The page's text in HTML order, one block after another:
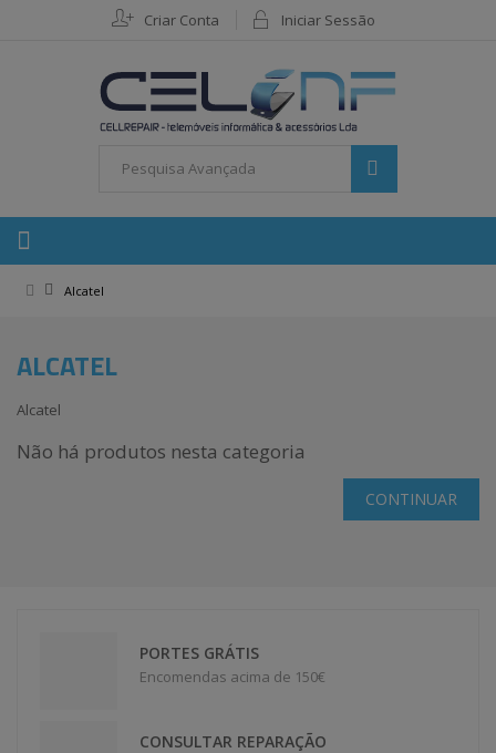
Criar Conta Iniciar Sessão
Alcatel
ALCATEL
Alcatel
Não há produtos nesta categoria
CONTINUAR
PORTES GRÁTIS
Encomendas acima de 150€
CONSULTAR REPARAÇÃO